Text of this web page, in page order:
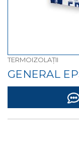
TERMOIZOLAȚII
GENERAL